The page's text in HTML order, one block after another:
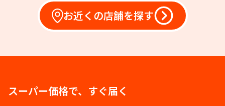
お近くの店舗を探す
スーパー価格で、すぐ届く